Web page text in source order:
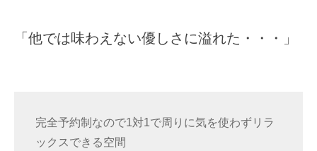
「他では味わえない優しさに溢れた・・・」
完全予約制なので1対1で周りに気を使わずリラ
ックスできる空間